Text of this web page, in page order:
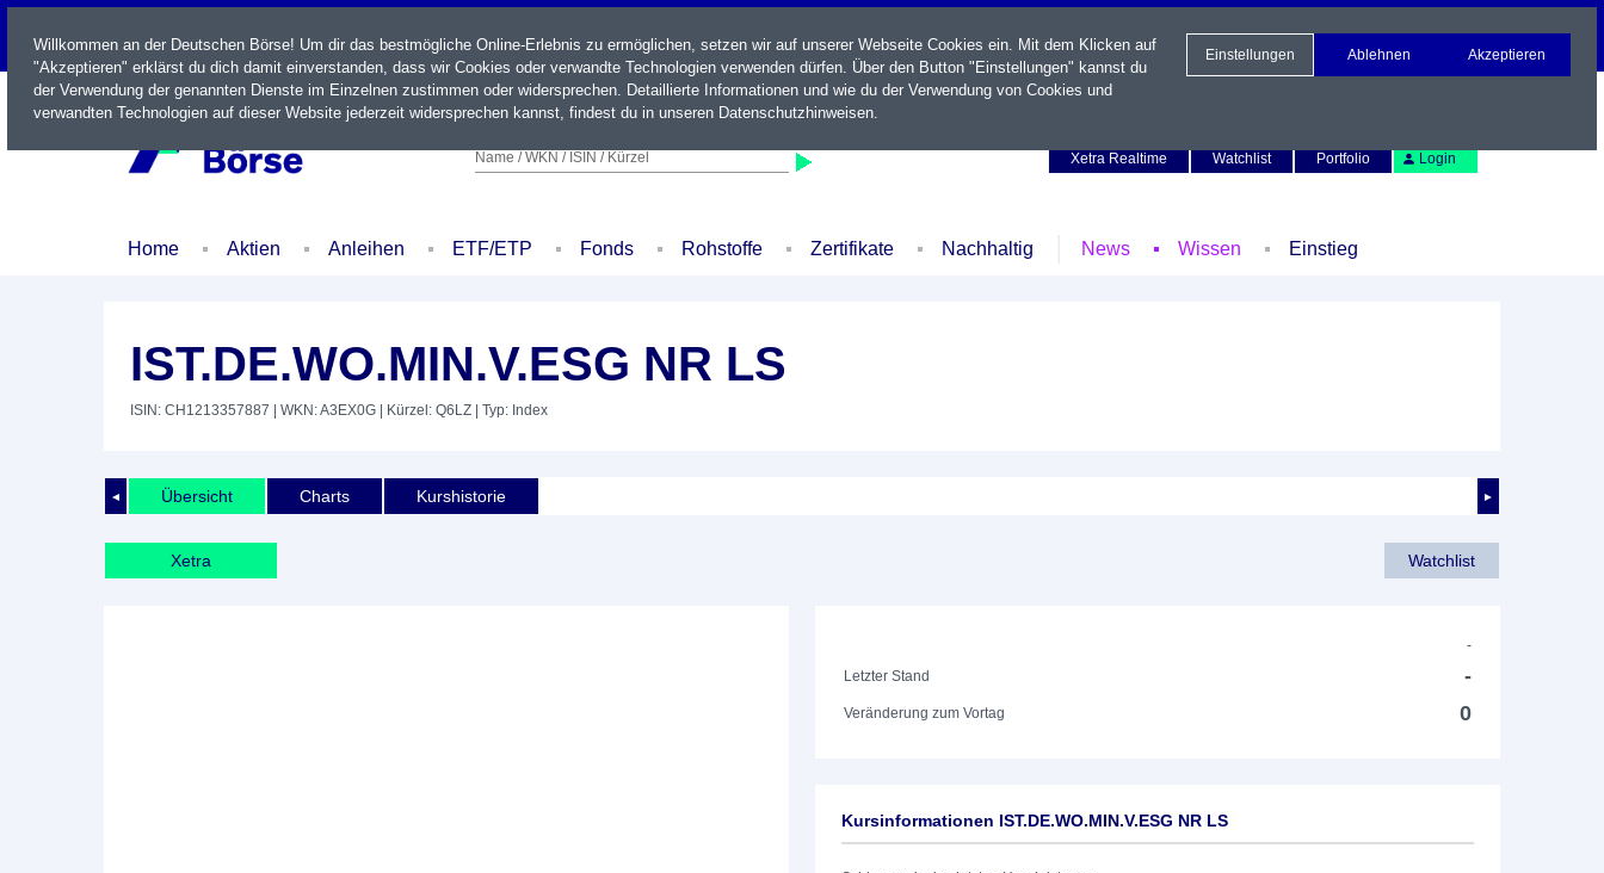
LIVE
Name / WKN / ISIN / Kürzel
Xetra Realtime
Watchlist Portfolio Login
Home Aktien Anleihen ETF/ETP Fonds Rohstoffe Zertifikate Nachhaltig News Wissen Einstieg
IST.DE.WO.MIN.V.ESG NR LS
ISIN: CH1213357887 | WKN: A3EX0G | Kürzel: Q6LZ | Typ: Index
◄ ►
Übersicht Charts Kurshistorie
Xetra Watchlist
-
Letzter Stand
-
Veränderung zum Vortag 0
Kursinformationen IST.DE.WO.MIN.V.ESG NR LS
Willkommen an der Deutschen Börse! Um dir das bestmögliche Online-Erlebnis zu ermöglichen, setzen wir auf unserer Webseite Cookies ein. Mit dem Klicken auf
"Akzeptieren" erklärst du dich damit einverstanden, dass wir Cookies oder verwandte Technologien verwenden dürfen. Über den Button "Einstellungen" kannst du
der Verwendung der genannten Dienste im Einzelnen zustimmen oder widersprechen. Detaillierte Informationen und wie du der Verwendung von Cookies und
verwandten Technologien auf dieser Website jederzeit widersprechen kannst, findest du in unseren Datenschutzhinweisen.
Einstellungen Ablehnen Akzeptieren